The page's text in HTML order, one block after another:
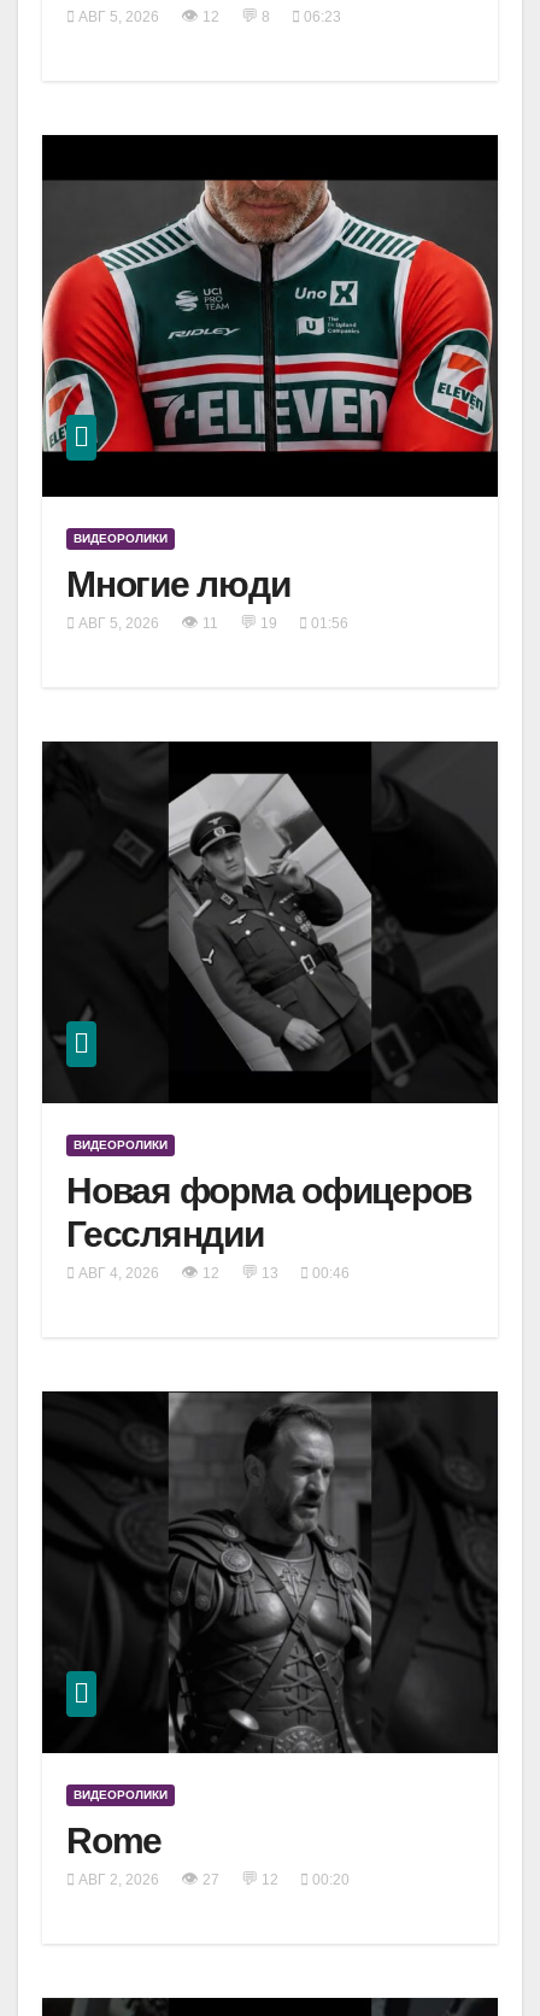
АВГ 5, 2026 👁 12 💬 8 06:23
ВИДЕОРОЛИКИ
Многие люди
АВГ 5, 2026 👁 11 💬 19 01:56
ВИДЕОРОЛИКИ
Новая форма офицеров
Гессляндии
АВГ 4, 2026 👁 12 💬 13 00:46
ВИДЕОРОЛИКИ
Rome
АВГ 2, 2026 👁 27 💬 12 00:20